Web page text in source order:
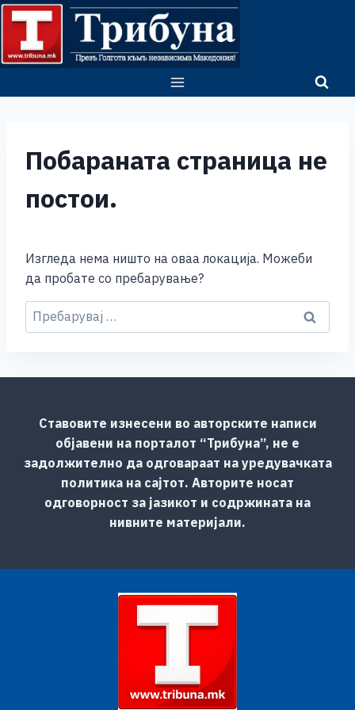
Skip
content
Побараната страница не
постои.
Изгледа нема ништо на оваа локација. Можеби
да пробате со пребарување?
Пребарувај
за:
Ставовите изнесени во авторските написи
објавени на порталот “Трибуна”, не е
задолжително да одговараат на уредувачката
политика на сајтот. Авторите носат
одговорност за јазикот и содржината на
нивните материјали.